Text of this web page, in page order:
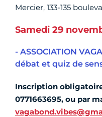
Mercier, 133-135
Samedi 29
- ASSOCIATION
débat et quiz de
Inscription
0771663695, ou par